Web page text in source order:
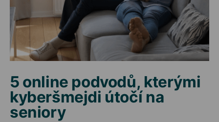
5 online podvodů, kterými
kyberšmejdi útočí na
seniory